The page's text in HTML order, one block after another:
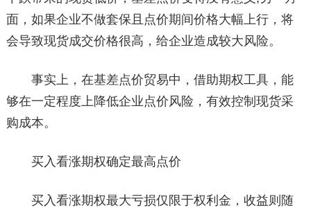
面，如果企业不做套保且点价期间价格大幅上行，将
会导致现货成交价格很高，给企业造成较大风险。
事实上，在基差点价贸易中，借助期权工具，能
够在一定程度上降低企业点价风险，有效控制现货采
购成本。
买入看涨期权确定最高点价
买入看涨期权最大亏损仅限于权利金，收益则随